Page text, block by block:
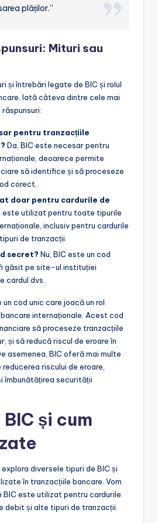
plăților.”
Mituri sau
și întrebări legate de BIC și rolul
Iată câteva dintre cele mai
pentru tranzacțiile
Da, BIC este necesar pentru
deoarece permite
să identifice și să proceseze
corect.
doar pentru cardurile de
este utilizat pentru toate tipurile
inclusiv pentru cardurile
de tranzacții.
secret? Nu, BIC este un cod
găsit pe site-ul instituției
cardul dvs.
cod unic care joacă un rol
internaționale. Acest cod
să proceseze tranzacțiile
și să reducă riscul de eroare în
asemenea, BIC oferă mai multe
riscului de eroare,
îmbunătățirea securității
și cum
diversele tipuri de BIC și
în tranzacțiile bancare. Vom
BIC este utilizat pentru cardurile
debit și alte tipuri de tranzacții.